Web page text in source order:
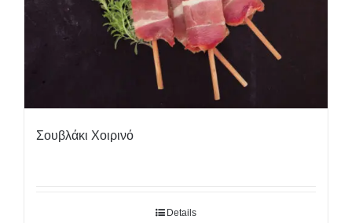
Σουβλάκι Χοιρινό
Details